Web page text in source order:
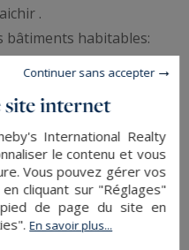
.
bâtiments habitables:
de 200m2,
.
70m2
70m2.
vides sanitaires ni de
site internet
International Realty
le contenu et vous
Vous pouvez gérer vos
cliquant sur "Réglages"
de page du site en
En savoir plus...
Continuer sans accepter